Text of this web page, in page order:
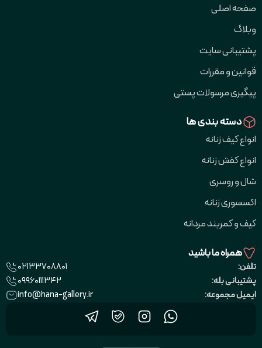
صفحه اصلی
وبلاگ
پشتیبانی سایت
قوانین و مقررات
پیگیری مرسولات پستی
دسته بندی ها
انواع کیف زنانه
انواع کفش زنانه
شال و روسری
اکسسوری زنانه
کیف و کمربند مردانه
همراه ما باشید
تلفن:
02133708801
پشتیبانی بله:
09960111342
ایمیل مجموعه:
info@hana-gallery.ir